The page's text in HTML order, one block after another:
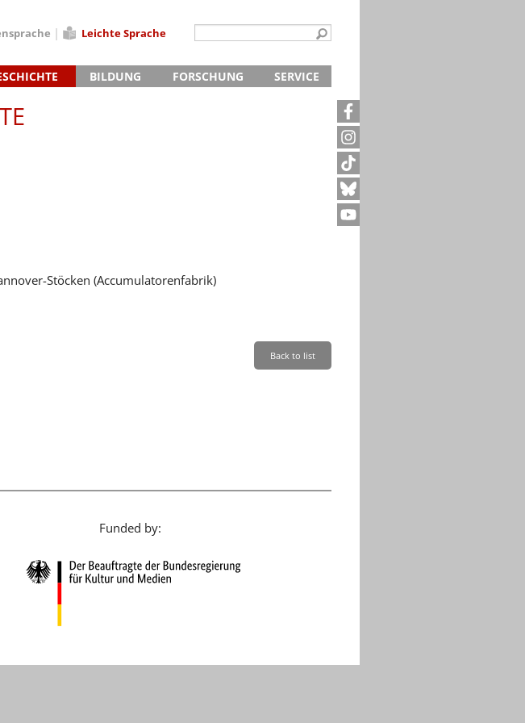
des Lagers ab 1945
BILDUNG FORSCHUNG
SERVICE
Archivanfrage
Kurze Information
Leichte Sprache
Stöcken (Accumulatorenfabrik)
Back to list
Funded by: